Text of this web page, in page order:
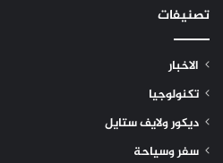
تصنيفات
الاخبار
تكنولوجيا
ديكور ولايف ستايل
سفر وسياحة